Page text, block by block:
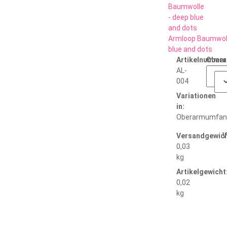
Armloop
blue and dots
AL-
004
Variationen
in:
0,03
kg
0,02
kg